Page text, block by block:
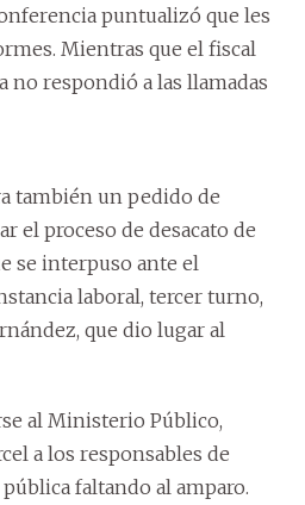
puntualizó que les
Mientras que el fiscal
no respondió a las llamadas
también un pedido de
el proceso de desacato de
se interpuso ante el
laboral, tercer turno,
que dio lugar al
al Ministerio Público,
a los responsables de
faltando al amparo.